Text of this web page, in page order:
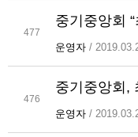
477
중기중앙회
운영자 /
476
운영자 /